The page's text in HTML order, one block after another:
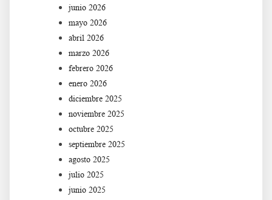
junio 2026
mayo 2026
abril 2026
marzo 2026
febrero 2026
enero 2026
diciembre 2025
noviembre 2025
octubre 2025
septiembre 2025
agosto 2025
julio 2025
junio 2025